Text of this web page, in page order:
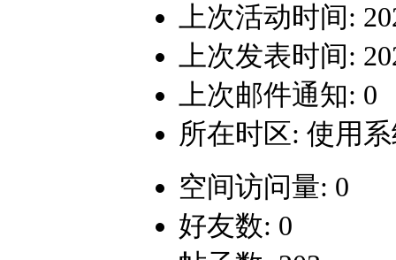
上次活动时间:
上次发表时间:
上次邮件通知: 0
所在时区: 使用
空间访问量: 0
好友数: 0